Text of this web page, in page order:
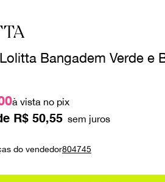
Bangadem Verde e
à vista no pix
R$ 50,55
do vendedor804745